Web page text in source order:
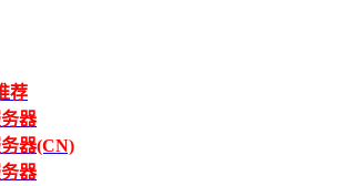
荐
器
器(CN)
器